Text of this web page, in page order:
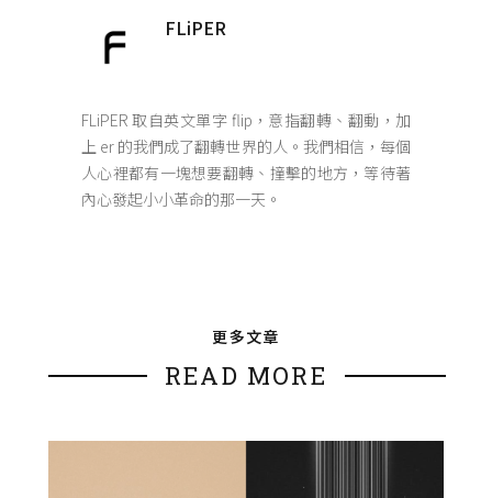
FLiPER
FLiPER 取自英文單字 flip，意指翻轉、翻動，加
上 er 的我們成了翻轉世界的人。我們相信，每個
人心裡都有一塊想要翻轉、撞擊的地方，等待著
內心發起小小革命的那一天。
更多文章
READ MORE